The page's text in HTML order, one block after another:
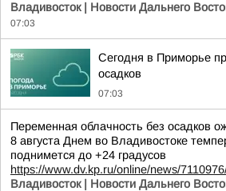
Владивосток | Новости Дальнего
07:03
Сегодня в Приморье
осадков
07:03
Переменная облачность без осадков
8 августа Днем во Владивостоке
поднимется до +24 градусов
https://www.dv.kp.ru/online/news/
Владивосток | Новости Дальнего